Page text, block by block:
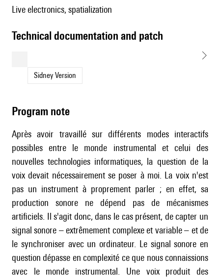
live electronics, spatialization
technical documentation and patch
Sidney Version
Program note
Après avoir travaillé sur différents modes interactifs
possibles entre le monde instrumental et celui des
nouvelles technologies informatiques, la question de la
voix devait nécessairement se poser à moi. La voix n'est
pas un instrument à proprement parler ; en effet, sa
production sonore ne dépend pas de mécanismes
artificiels. Il s'agit donc, dans le cas présent, de capter un
signal sonore – extrêmement complexe et variable – et de
le synchroniser avec un ordinateur. Le signal sonore en
question dépasse en complexité ce que nous connaissions
avec le monde instrumental. Une voix produit des